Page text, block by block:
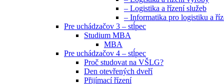
– Logistika a řízení služeb
– Informatika pro logistiku a
Pre uchádzačov 3 – stĺpec
Studium MBA
MBA
Pre uchádzačov 4 – stĺpec
Proč studovat na VŠLG?
Den otevřených dveří
Přijímací řízení